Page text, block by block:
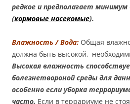
редкое и предполагает минимум
(кормовые насекомые).
Влажность / Вода: Общая
должна быть высокой,
Высокая влажность
болезнетвороной среды для
особенно если уборка
часто. Если в террариуме не